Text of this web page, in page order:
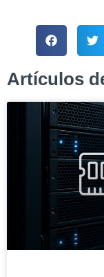
Artículos